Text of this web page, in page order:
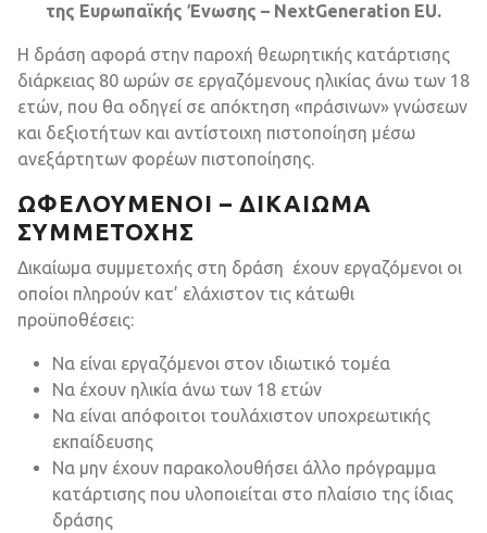
της Ευρωπαϊκής Ένωσης – NextGeneration EU.
H δράση αφορά στην παροχή θεωρητικής κατάρτισης
διάρκειας 80 ωρών σε εργαζόμενους ηλικίας άνω των 18
ετών, που θα οδηγεί σε απόκτηση «πράσινων» γνώσεων
και δεξιοτήτων και αντίστοιχη πιστοποίηση μέσω
ανεξάρτητων φορέων πιστοποίησης.
ΩΦΕΛΟΎΜΕΝΟΙ – ΔΙΚΑΊΩΜΑ
ΣΥΜΜΕΤΟΧΉΣ
Δικαίωμα συμμετοχής στη δράση έχουν εργαζόμενοι οι
οποίοι πληρούν κατ’ ελάχιστον τις κάτωθι
προϋποθέσεις:
Να είναι εργαζόμενοι στον ιδιωτικό τομέα
Να έχουν ηλικία άνω των 18 ετών
Να είναι απόφοιτοι τουλάχιστον υποχρεωτικής
εκπαίδευσης
Να μην έχουν παρακολουθήσει άλλο πρόγραμμα
κατάρτισης που υλοποιείται στο πλαίσιο της ίδιας
δράσης